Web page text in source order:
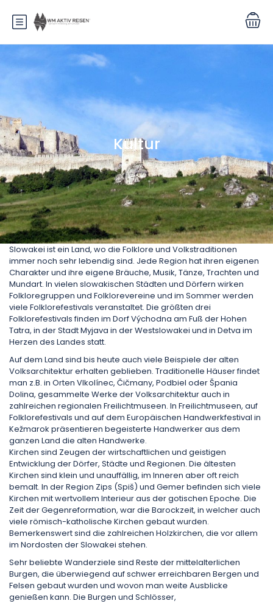
Kultur
Slowakei ist ein Land, wo die Folklore und Volkstraditionen
immer noch sehr lebendig sind. Jede Region hat ihren eigenen
Charakter und ihre eigene Bräuche, Musik, Tänze, Trachten und
Mundart. In vielen slowakischen Städten und Dörfern wirken
Folkloregruppen und Folklorevereine und im Sommer werden
viele Folklorefestivals veranstaltet. Die größten drei
Folklorefestivals finden im Dorf Východna am Fuß der Hohen
Tatra, in der Stadt Myjava in der Westslowakei und in Detva im
Herzen des Landes statt.
Auf dem Land sind bis heute auch viele Beispiele der alten
Volksarchitektur erhalten geblieben. Traditionelle Häuser findet
man z.B. in Orten Vlkolínec, Čičmany, Podbiel oder Špania
Dolina, gesammelte Werke der Volksarchitektur auch in
zahlreichen regionalen Freilichtmuseen. In Freilichtmuseen, auf
Folklorefestivals und auf dem Europäischen Handwerkfestival in
Kežmarok präsentieren begeisterte Handwerker aus dem
ganzen Land die alten Handwerke.
Kirchen sind Zeugen der wirtschaftlichen und geistigen
Entwicklung der Dörfer, Städte und Regionen. Die ältesten
Kirchen sind klein und unauffällig, im Inneren aber oft reich
bemalt. In der Region Zips (Spiš) und Gemer befinden sich viele
Kirchen mit wertvollem Interieur aus der gotischen Epoche. Die
Zeit der Gegenreformation, war die Barockzeit, in welcher auch
viele römisch-katholische Kirchen gebaut wurden.
Bemerkenswert sind die zahlreichen Holzkirchen, die vor allem
im Nordosten der Slowakei stehen.
Sehr beliebte Wanderziele sind Reste der mittelalterlichen
Burgen, die überwiegend auf schwer erreichbaren Bergen und
Felsen gebaut wurden und wovon man weite Ausblicke
genießen kann. Die Burgen und Schlösser,